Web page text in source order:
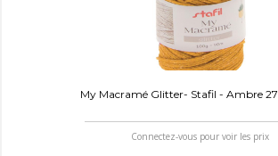
My Macramé Glitter- Stafil - Ambre 27
Connectez-vous pour voir les prix